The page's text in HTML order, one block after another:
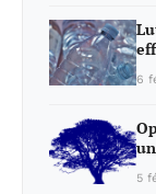
6
5